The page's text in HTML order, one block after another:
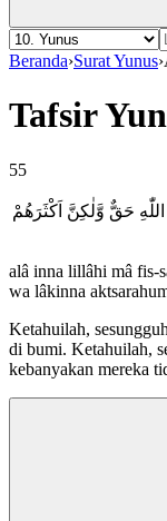
Beranda›Surat Yunus›
Tafsir
55
حَقٌّ وَّلٰكِنَّ اَكْثَرَهُمْ
alâ inna lillâhi mâ fis-
wa lâkinna
Ketahuilah,
di bumi. Ketahuilah,
kebanyakan mereka